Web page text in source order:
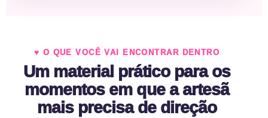
♥ O QUE VOCÊ VAI ENCONTRAR DENTRO
Um material prático para os
momentos em que a artesã
mais precisa de direção